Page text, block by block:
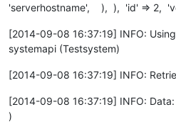
'serverhostname', ), ), 'id' => 2,
[2014-09-08 16:37:19] INFO:
systemapi (Testsystem)
[2014-09-08 16:37:19] INFO:
[2014-09-08 16:37:19] INFO:
)